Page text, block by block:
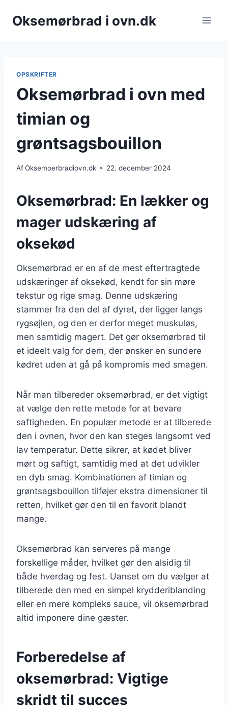
Oksemørbrad i ovn.dk
OPSKRIFTER
Oksemørbrad i ovn med
timian og
grøntsagsbouillon
AfOksemoerbradiovn.dk 22. december 2024
Oksemørbrad: En lækker og
mager udskæring af
oksekød
Oksemørbrad er en af de mest eftertragtede
udskæringer af oksekød, kendt for sin møre
tekstur og rige smag. Denne udskæring
stammer fra den del af dyret, der ligger langs
rygsøjlen, og den er derfor meget muskuløs,
men samtidig magert. Det gør oksemørbrad til
et ideelt valg for dem, der ønsker en sundere
kødret uden at gå på kompromis med smagen.
Når man tilbereder oksemørbrad, er det vigtigt
at vælge den rette metode for at bevare
saftigheden. En populær metode er at tilberede
den i ovnen, hvor den kan steges langsomt ved
lav temperatur. Dette sikrer, at kødet bliver
mørt og saftigt, samtidig med at det udvikler
en dyb smag. Kombinationen af timian og
grøntsagsbouillon tilføjer ekstra dimensioner til
retten, hvilket gør den til en favorit blandt
mange.
Oksemørbrad kan serveres på mange
forskellige måder, hvilket gør den alsidig til
både hverdag og fest. Uanset om du vælger at
tilberede den med en simpel krydderiblanding
eller en mere kompleks sauce, vil oksemørbrad
altid imponere dine gæster.
Forberedelse af
oksemørbrad: Vigtige
skridt til succes